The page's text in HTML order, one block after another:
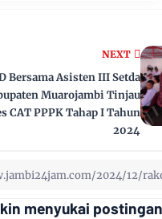
NEXT
Bersama Asisten III Setda
Muarojambi Tinjau
CAT PPPK Tahap I Tahun
2024
menyukai